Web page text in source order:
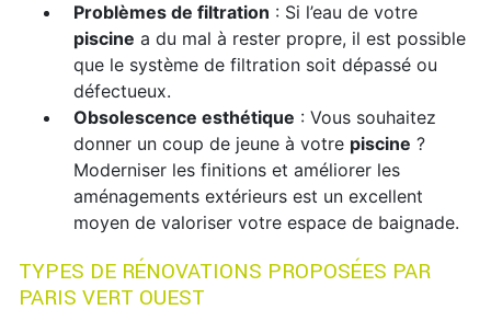
Problèmes de filtration : Si l’eau de votre
piscine a du mal à rester propre, il est possible
que le système de filtration soit dépassé ou
défectueux.
Obsolescence esthétique : Vous souhaitez
donner un coup de jeune à votre piscine ?
Moderniser les finitions et améliorer les
aménagements extérieurs est un excellent
moyen de valoriser votre espace de baignade.
TYPES DE RÉNOVATIONS PROPOSÉES PAR
PARIS VERT OUEST